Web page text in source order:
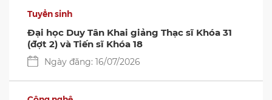
Đừng để cuộc sống này thiết lập theo một công
hoàn hảo và chọn một sự nghiệp tỏa sáng cho
riêng mình!